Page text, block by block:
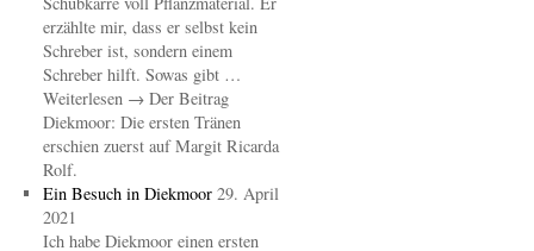
erzählte mir, dass er selbst kein
Schreber ist, sondern einem
Schreber hilft. Sowas gibt …
Weiterlesen → Der Beitrag
Diekmoor: Die ersten Tränen
erschien zuerst auf Margit Ricarda
Rolf.
Ein Besuch in Diekmoor 29. April
2021
Ich habe Diekmoor einen ersten